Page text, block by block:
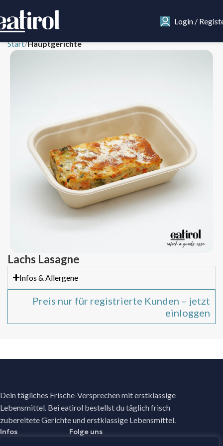
Login /
Start Hauptgerichte
Lachs Lasagne
Infos & Allergene
Preis nur für registrierte Kunden – jetzt
einloggen
Dein tägliches Frische-Versprechen mit erstklassige
Lebensmittel. Bei eatirol bestellst du täglich frisch
zubereitete Gerichte und erstklassige Lebensmittel.
Infos Folge uns